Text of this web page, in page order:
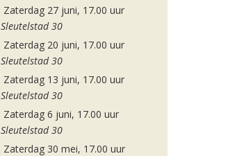
Zaterdag 27 juni, 17.00 uur
Sleutelstad 30
Zaterdag 20 juni, 17.00 uur
Sleutelstad 30
Zaterdag 13 juni, 17.00 uur
Sleutelstad 30
Zaterdag 6 juni, 17.00 uur
Sleutelstad 30
Zaterdag 30 mei, 17.00 uur